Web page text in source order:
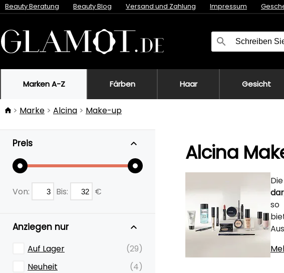
Beauty Beratung Beauty Blog Versand und Zahlung Impressum
Marken A-Z Färben Haar Gesicht
Marke Alcina Make-up
Preis
Von: Bis: €
Anziegen nur
Auf Lager
(29)
Neuheit
(4)
Alcina
dar
so